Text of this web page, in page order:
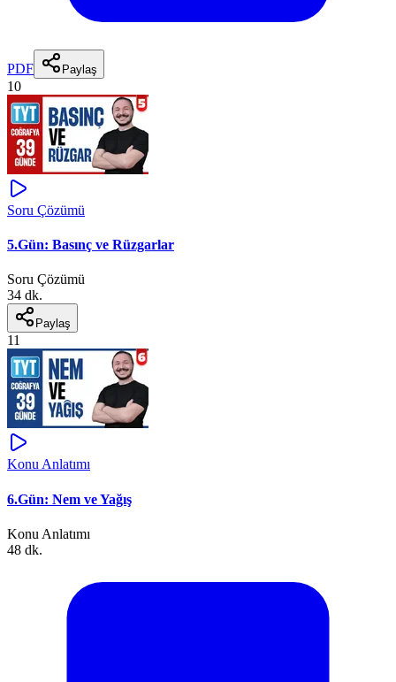
PDF Paylaş
10
Soru Çözümü
5.Gün: Basınç ve Rüzgarlar
Soru Çözümü
34 dk.
Paylaş
11
Konu Anlatımı
6.Gün: Nem ve Yağış
Konu Anlatımı
48 dk.